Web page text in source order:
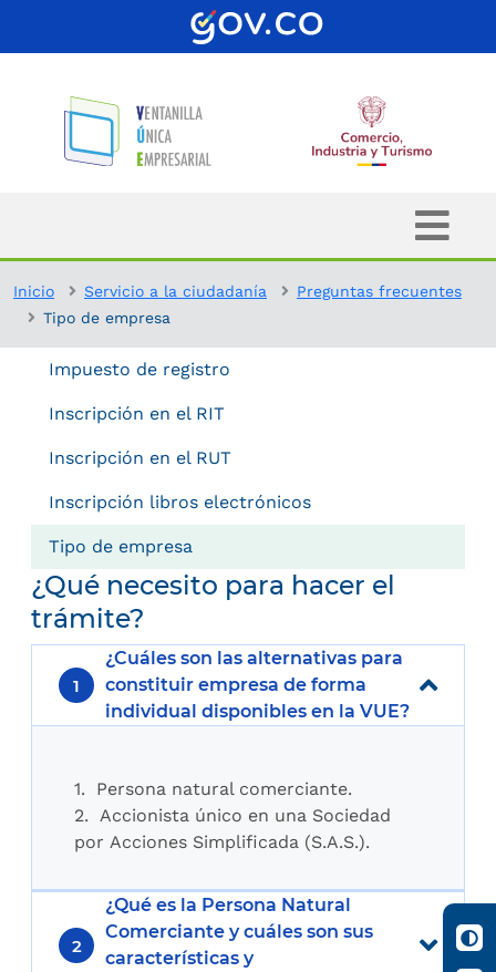
Inicio Servicio a la ciudadanía
Preguntas frecuentes
Tipo de empresa
Impuesto de registro
Inscripción en el RIT
Inscripción en el RUT
Inscripción libros electrónicos
Tipo de empresa
¿Qué necesito para hacer el
trámite?
1
¿Cuáles son las alternativas para
constituir empresa de forma
individual disponibles en la VUE?
1. Persona natural comerciante.
2. Accionista único en una Sociedad
por Acciones Simplificada (S.A.S.).
2
¿Qué es la Persona Natural
Comerciante y cuáles son sus
características y